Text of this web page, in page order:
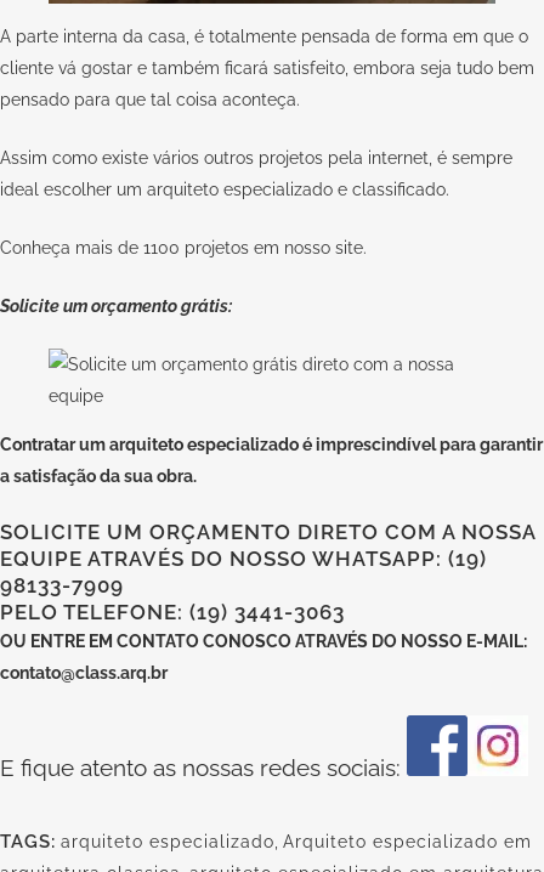
A parte interna da casa, é totalmente pensada de forma em que o
cliente vá gostar e também ficará satisfeito, embora seja tudo bem
pensado para que tal coisa aconteça.
Assim como existe vários outros projetos pela internet, é sempre
ideal escolher um arquiteto especializado e classificado.
Conheça mais de 1100 projetos em nosso site.
Solicite um orçamento grátis:
Contratar um arquitetoespecializadoé imprescindível para garantir
a satisfação da sua obra.
SOLICITE UM ORÇAMENTO DIRETO COM A NOSSA
EQUIPE ATRAVÉS DO NOSSO WHATSAPP: (19)
98133-7909
PELO TELEFONE: (19) 3441-3063
OU ENTRE EM CONTATO CONOSCOATRAVÉS DO NOSSO E-MAIL:
contato@class.arq.br
E fique atento as nossas redes sociais:
TAGS: arquiteto especializado, Arquiteto especializado em